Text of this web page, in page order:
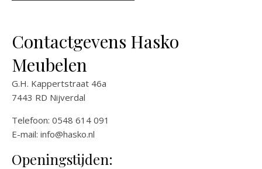
Contactgevens Hasko
Meubelen
G.H. Kappertstraat 46a
7443 RD Nijverdal
Telefoon: 0548 614 091
E-mail: info@hasko.nl
Openingstijden: